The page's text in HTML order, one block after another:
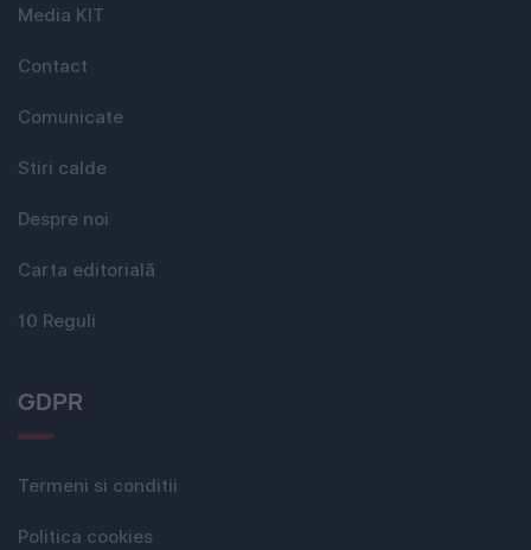
Media KIT
Contact
Comunicate
Stiri calde
Despre noi
Carta editorială
10 Reguli
GDPR
Termeni si conditii
Politica cookies